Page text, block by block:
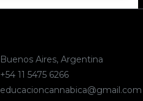
Buenos Aires, Argentina
+54 11 5475 6266
educacioncannabica@gmail.com